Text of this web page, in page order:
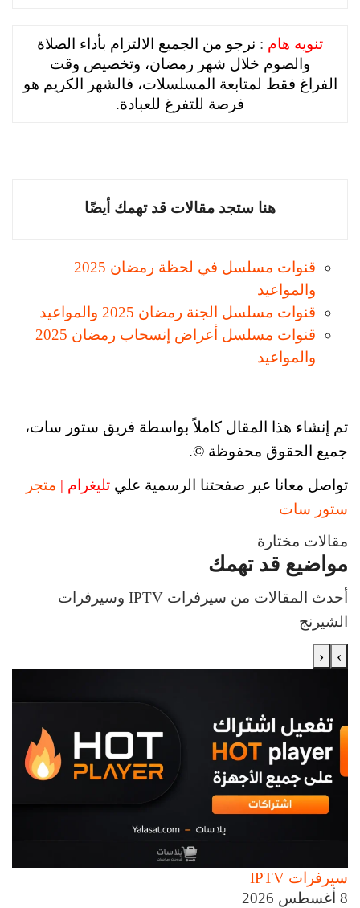
تنويه هام : نرجو من الجميع الالتزام بأداء الصلاة
والصوم خلال شهر رمضان، وتخصيص وقت
الفراغ فقط لمتابعة المسلسلات، فالشهر الكريم هو
فرصة للتفرغ للعبادة.
هنا ستجد مقالات قد تهمك أيضًا
قنوات مسلسل في لحظة رمضان 2025
والمواعيد
قنوات مسلسل الجنة رمضان 2025 والمواعيد
قنوات مسلسل أعراض إنسحاب رمضان 2025
والمواعيد
تم إنشاء هذا المقال كاملاً بواسطة فريق ستور سات،
جميع الحقوق محفوظة ©.
تواصل معانا عبر صفحتنا الرسمية علي تليغرام | متجر
ستور سات
مقالات مختارة
مواضيع قد تهمك
أحدث المقالات من سيرفرات IPTV وسيرفرات
الشيرنج
›
‹
سيرفرات IPTV
8 أغسطس 2026